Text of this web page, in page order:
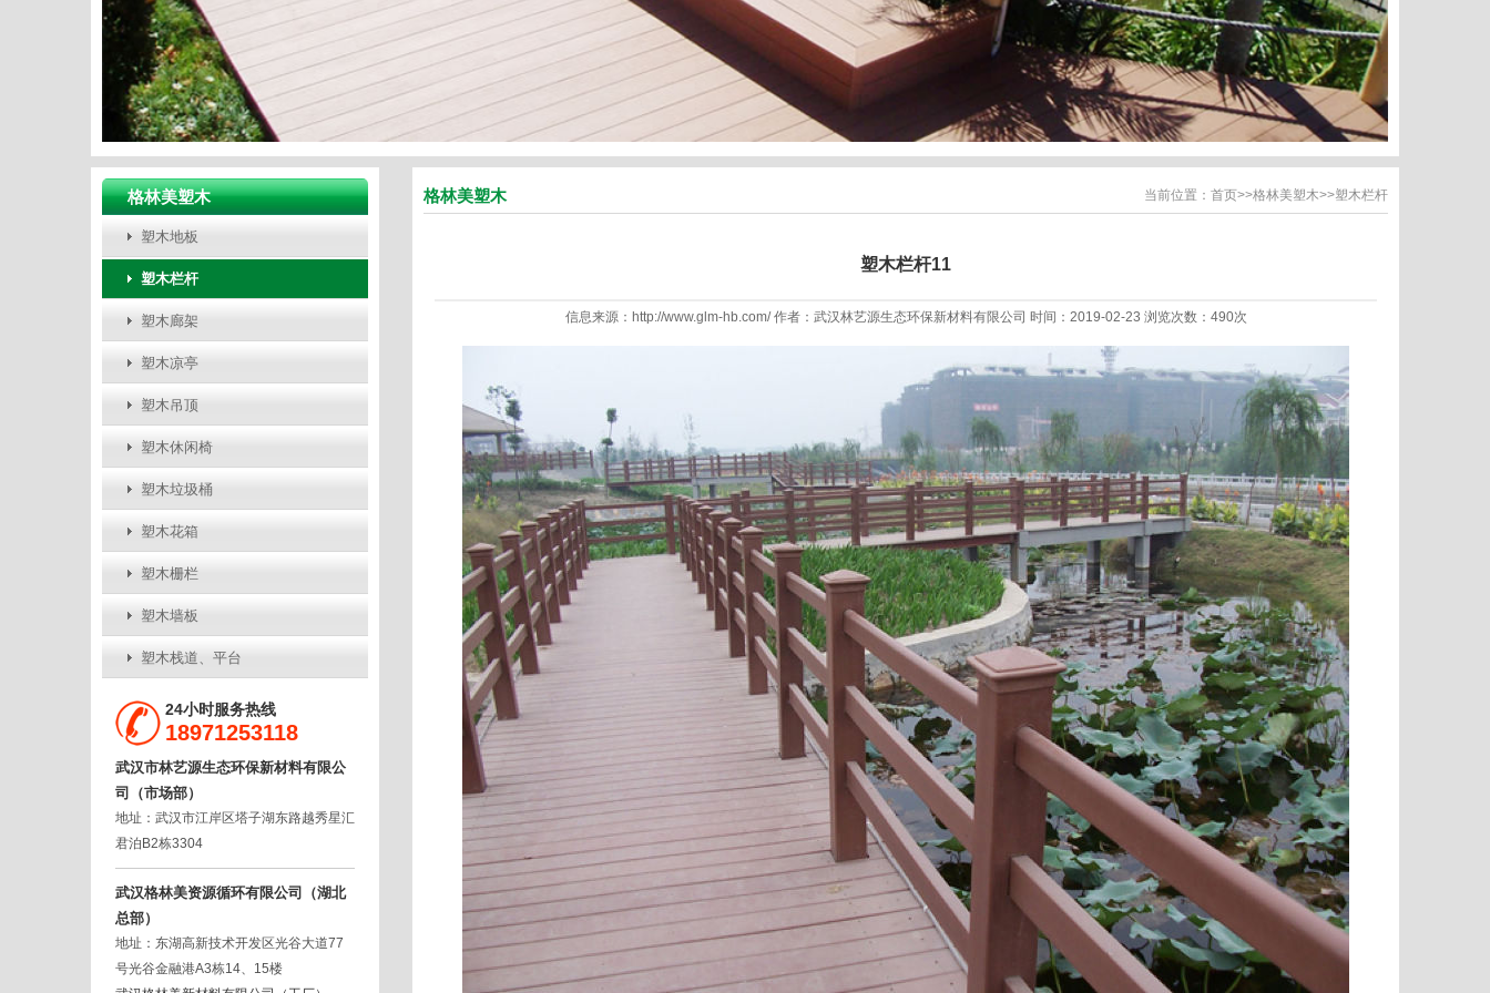
格林美塑木
塑木地板
塑木栏杆
塑木廊架
塑木凉亭
塑木吊顶
塑木休闲椅
塑木垃圾桶
塑木花箱
塑木栅栏
塑木墙板
塑木栈道、平台
24小时服务热线
18971253118
武汉市林艺源生态环保新材料有限公
司（市场部）
地址：武汉市江岸区塔子湖东路越秀星汇
君泊B2栋3304
武汉格林美资源循环有限公司（湖北
总部）
地址：东湖高新技术开发区光谷大道77
号光谷金融港A3栋14、15楼
格林美塑木 当前位置： 首页>>格林美塑木>>塑木栏杆
塑木栏杆11
信息来源：http://www.glm-hb.com/ 作者：武汉林艺源生态环保新材料有限公司 时间：2019-02-23 浏览次数：490次